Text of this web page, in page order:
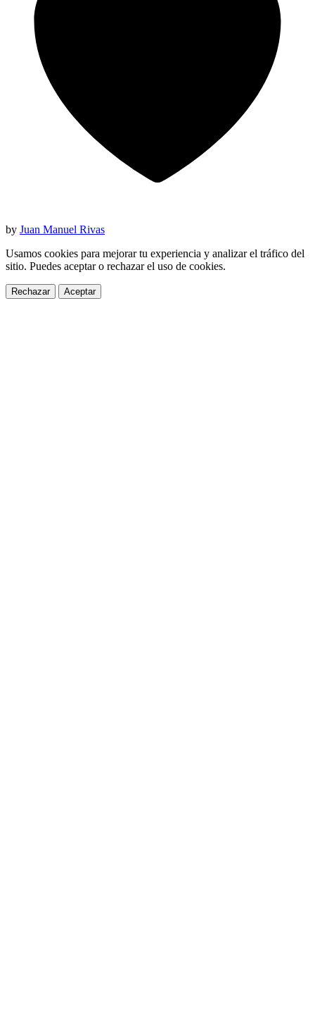
by Juan Manuel Rivas
Usamos cookies para mejorar tu experiencia y analizar el tráfico del
sitio. Puedes aceptar o rechazar el uso de cookies.
Rechazar Aceptar